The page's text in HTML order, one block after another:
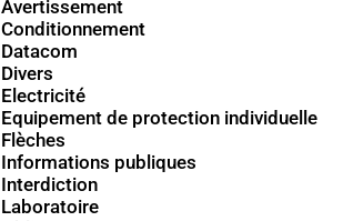
Avertissement
Conditionnement
Datacom
Divers
Electricité
Equipement de protection individuelle
Flèches
Informations publiques
Interdiction
Laboratoire